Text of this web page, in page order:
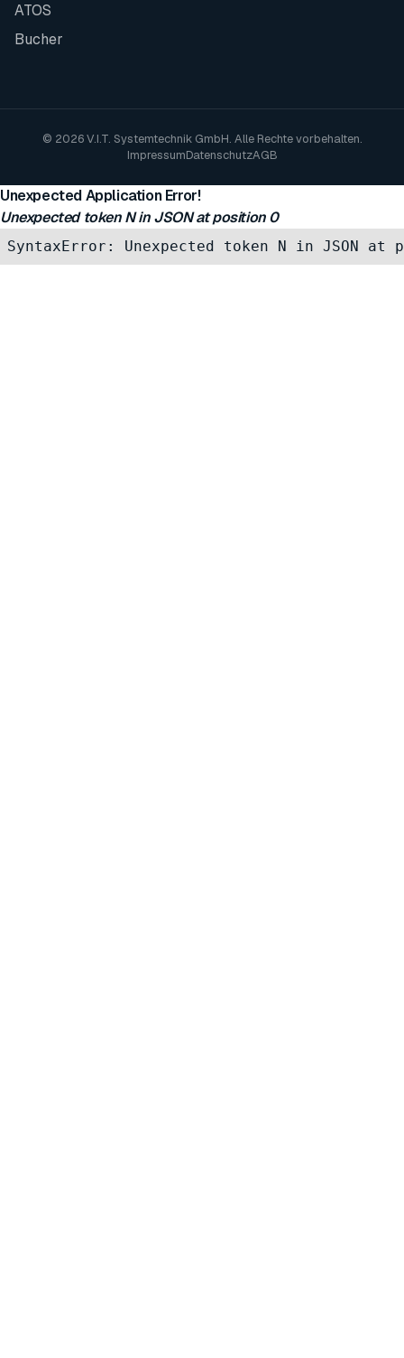
ATOS
Bucher
© 2026 V.I.T. Systemtechnik GmbH. Alle Rechte vorbehalten.
ImpressumDatenschutzAGB
Unexpected Application Error!
Unexpected token N in JSON at position 0
SyntaxError: Unexpected token N in JSON at